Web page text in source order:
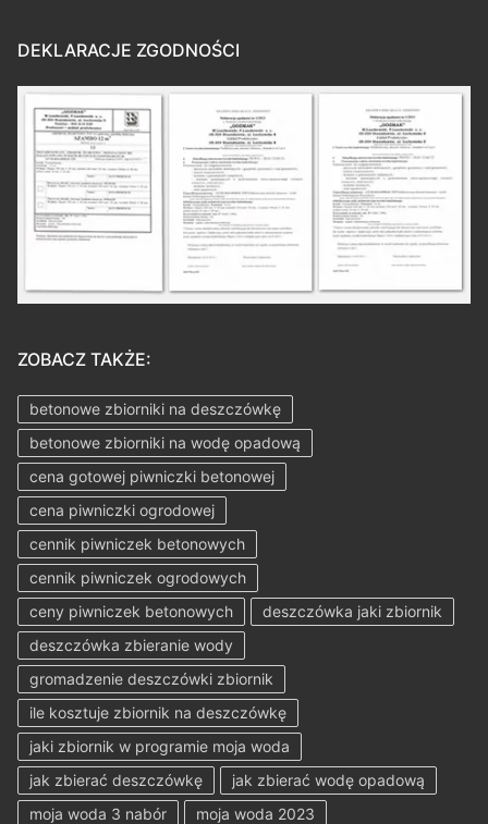
DEKLARACJE ZGODNOŚCI
ZOBACZ TAKŻE:
betonowe zbiorniki na deszczówkę
betonowe zbiorniki na wodę opadową
cena gotowej piwniczki betonowej
cena piwniczki ogrodowej
cennik piwniczek betonowych
cennik piwniczek ogrodowych
ceny piwniczek betonowych
deszczówka jaki zbiornik
deszczówka zbieranie wody
gromadzenie deszczówki zbiornik
ile kosztuje zbiornik na deszczówkę
jaki zbiornik w programie moja woda
jak zbierać deszczówkę
jak zbierać wodę opadową
moja woda 3 nabór
moja woda 2023